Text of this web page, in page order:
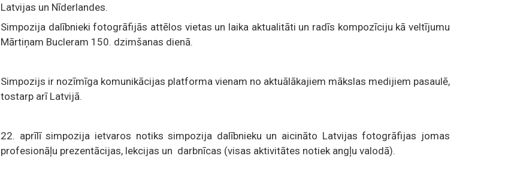
Latvijas un Nīderlandes.
Simpozija dalībnieki fotogrāfijās attēlos vietas un laika aktualitāti un radīs kompozīciju kā veltījumu
Mārtiņam Bucleram 150. dzimšanas dienā.
Simpozijs ir nozīmīga komunikācijas platforma vienam no aktuālākajiem mākslas medijiem pasaulē,
tostarp arī Latvijā.
22. aprīlī simpozija ietvaros notiks simpozija dalībnieku un aicināto Latvijas fotogrāfijas jomas
profesionāļu prezentācijas, lekcijas un darbnīcas (visas aktivitātes notiek angļu valodā).